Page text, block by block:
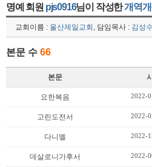
명예 회원 pjs0916님이 작성한개역
교회이름 : 울산제일교회 , 담임목사 : 김성수
본문 수 66
본문
요한복음 2022-
고린도전서 2022-
다니엘 2022-
데살로니가후서 2022-